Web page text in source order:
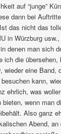
auf “junge”
dann bei
das nicht das
in Würzburg
denen man sich
ich die übersehen,
wieder eine Band,
kann,
ehrlich, was
bieten, wenn man
Also ganz
Abend,